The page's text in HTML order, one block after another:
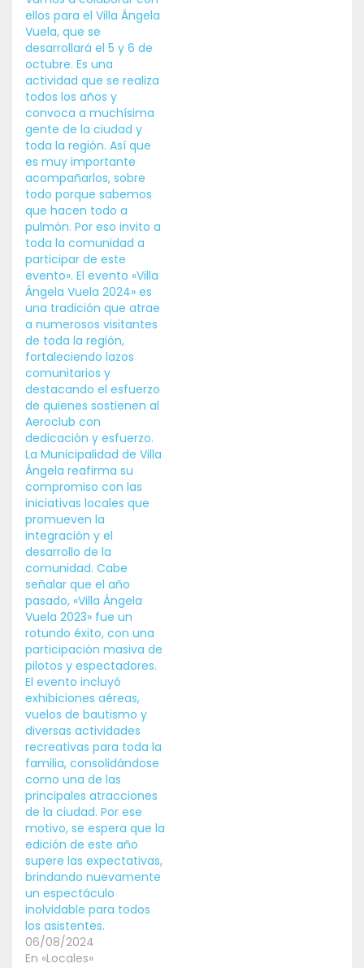
ellos para el Villa Ángela
Vuela, que se
desarrollará el 5 y 6 de
octubre. Es una
actividad que se realiza
todos los años y
convoca a muchísima
gente de la ciudad y
toda la región. Así que
es muy importante
acompañarlos, sobre
todo porque sabemos
que hacen todo a
pulmón. Por eso invito a
toda la comunidad a
participar de este
evento». El evento «Villa
Ángela Vuela 2024» es
una tradición que atrae
a numerosos visitantes
de toda la región,
fortaleciendo lazos
comunitarios y
destacando el esfuerzo
de quienes sostienen al
Aeroclub con
dedicación y esfuerzo.
La Municipalidad de Villa
Ángela reafirma su
compromiso con las
iniciativas locales que
promueven la
integración y el
desarrollo de la
comunidad. Cabe
señalar que el año
pasado, «Villa Ángela
Vuela 2023» fue un
rotundo éxito, con una
participación masiva de
pilotos y espectadores.
El evento incluyó
exhibiciones aéreas,
vuelos de bautismo y
diversas actividades
recreativas para toda la
familia, consolidándose
como una de las
principales atracciones
de la ciudad. Por ese
motivo, se espera que la
edición de este año
supere las expectativas,
brindando nuevamente
un espectáculo
inolvidable para todos
los asistentes.
06/08/2024
En «Locales»